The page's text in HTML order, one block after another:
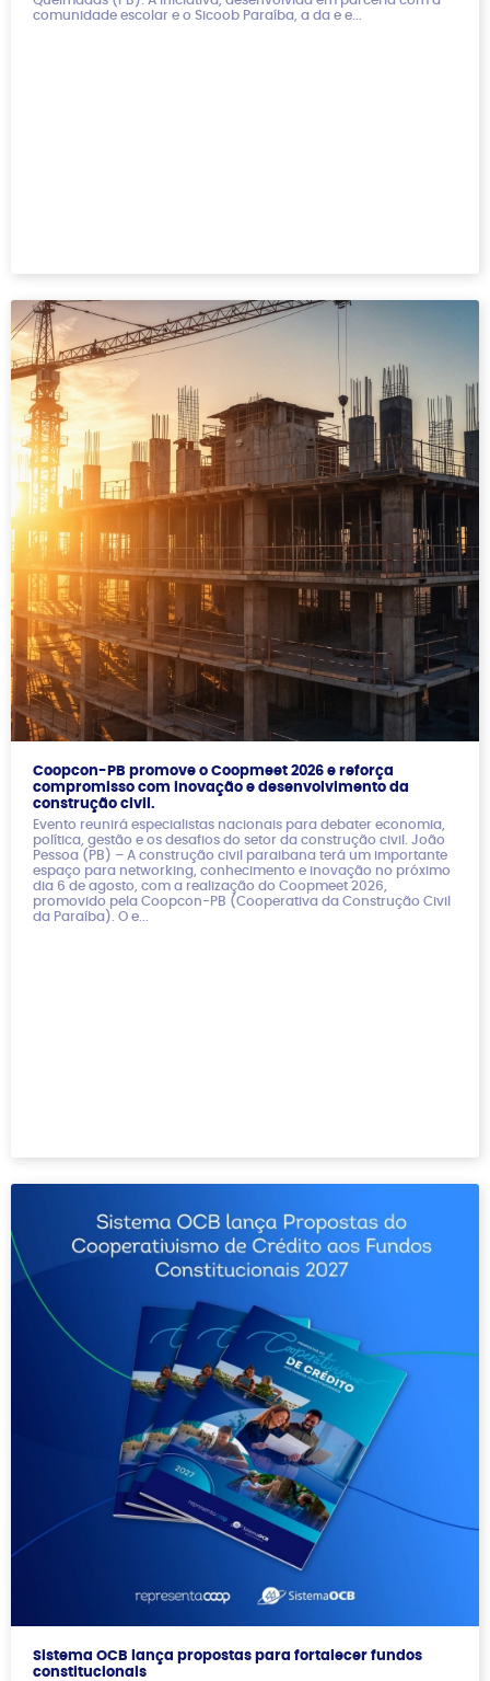
comunidade escolar e o Sicoob Paraíba, a da e e...
Coopcon-PB promove o Coopmeet 2026 e reforça
compromisso com inovação e desenvolvimento da
construção civil.
Evento reunirá especialistas nacionais para debater economia,
política, gestão e os desafios do setor da construção civil. João
Pessoa (PB) – A construção civil paraibana terá um importante
espaço para networking, conhecimento e inovação no próximo
dia 6 de agosto, com a realização do Coopmeet 2026,
promovido pela Coopcon-PB (Cooperativa da Construção Civil
da Paraíba). O e...
Sistema OCB lança propostas para fortalecer fundos
constitucionais